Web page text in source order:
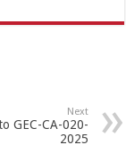
Next
GEC-CA-020-
2025